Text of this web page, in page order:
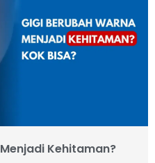
Kehitaman?